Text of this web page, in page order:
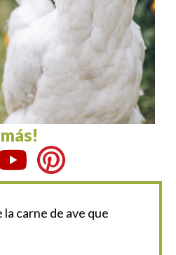
carne de ave que